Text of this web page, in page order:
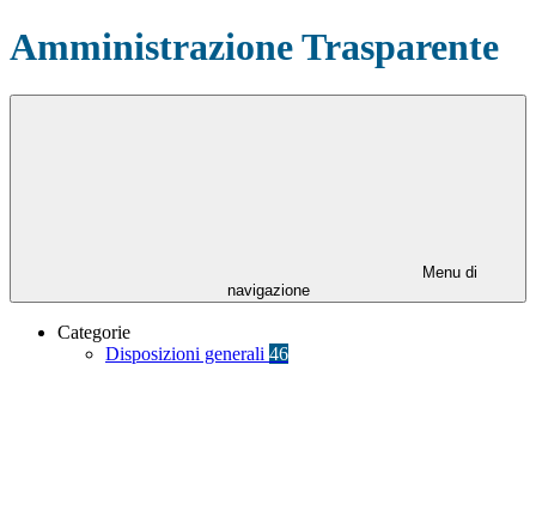
Amministrazione Trasparente
Menu di
navigazione
Categorie
Disposizioni generali 46